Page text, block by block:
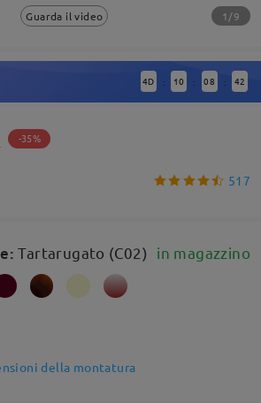
Guarda il video 1/9
4D : 10 : 08 : 41
-35%
517
:Tartarugato (C02) in magazzino
della montatura